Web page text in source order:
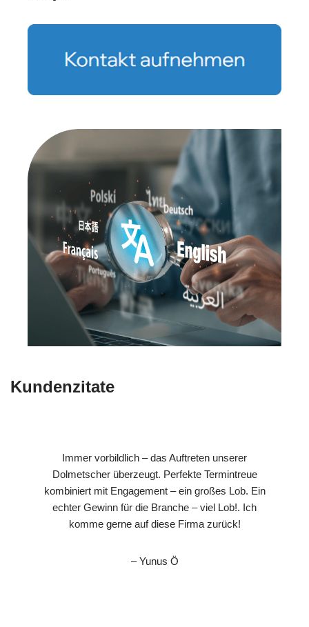
Kundenzitate
Immer vorbildlich – das Auftreten unserer
Dolmetscher überzeugt. Perfekte Termintreue
kombiniert mit Engagement – ein großes Lob. Ein
echter Gewinn für die Branche – viel Lob!. Ich
komme gerne auf diese Firma zurück!
– Yunus Ö